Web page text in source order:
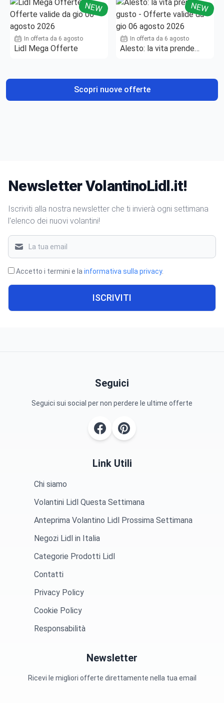
NEW
In offerta da 6 agosto
Lidl Mega Offerte
NEW
In offerta da 6 agosto
Alesto: la vita prende
Scopri nuove offerte
Newsletter VolantinoLidl.it!
Iscriviti alla nostra newsletter che ti invierà ogni settimana
l'elenco dei nuovi volantini!
Accetto i termini e la informativa sulla privacy.
ISCRIVITI
Seguici
Seguici sui social per non perdere le ultime offerte
Link Utili
Chi siamo
Volantini Lidl Questa Settimana
Anteprima Volantino Lidl Prossima Settimana
Negozi Lidl in Italia
Categorie Prodotti Lidl
Contatti
Privacy Policy
Cookie Policy
Responsabilità
Newsletter
Ricevi le migliori offerte direttamente nella tua email